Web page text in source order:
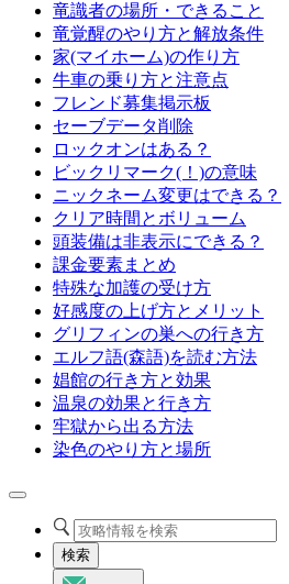
竜識者の場所・できること
竜覚醒のやり方と解放条件
家(マイホーム)の作り方
牛車の乗り方と注意点
フレンド募集掲示板
セーブデータ削除
ロックオンはある？
ビックリマーク(！)の意味
ニックネーム変更はできる？
クリア時間とボリューム
頭装備は非表示にできる？
課金要素まとめ
特殊な加護の受け方
好感度の上げ方とメリット
グリフィンの巣への行き方
エルフ語(森語)を読む方法
娼館の行き方と効果
温泉の効果と行き方
牢獄から出る方法
染色のやり方と場所
検索